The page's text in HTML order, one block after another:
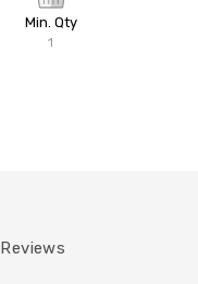
Min. Qty
1
Reviews